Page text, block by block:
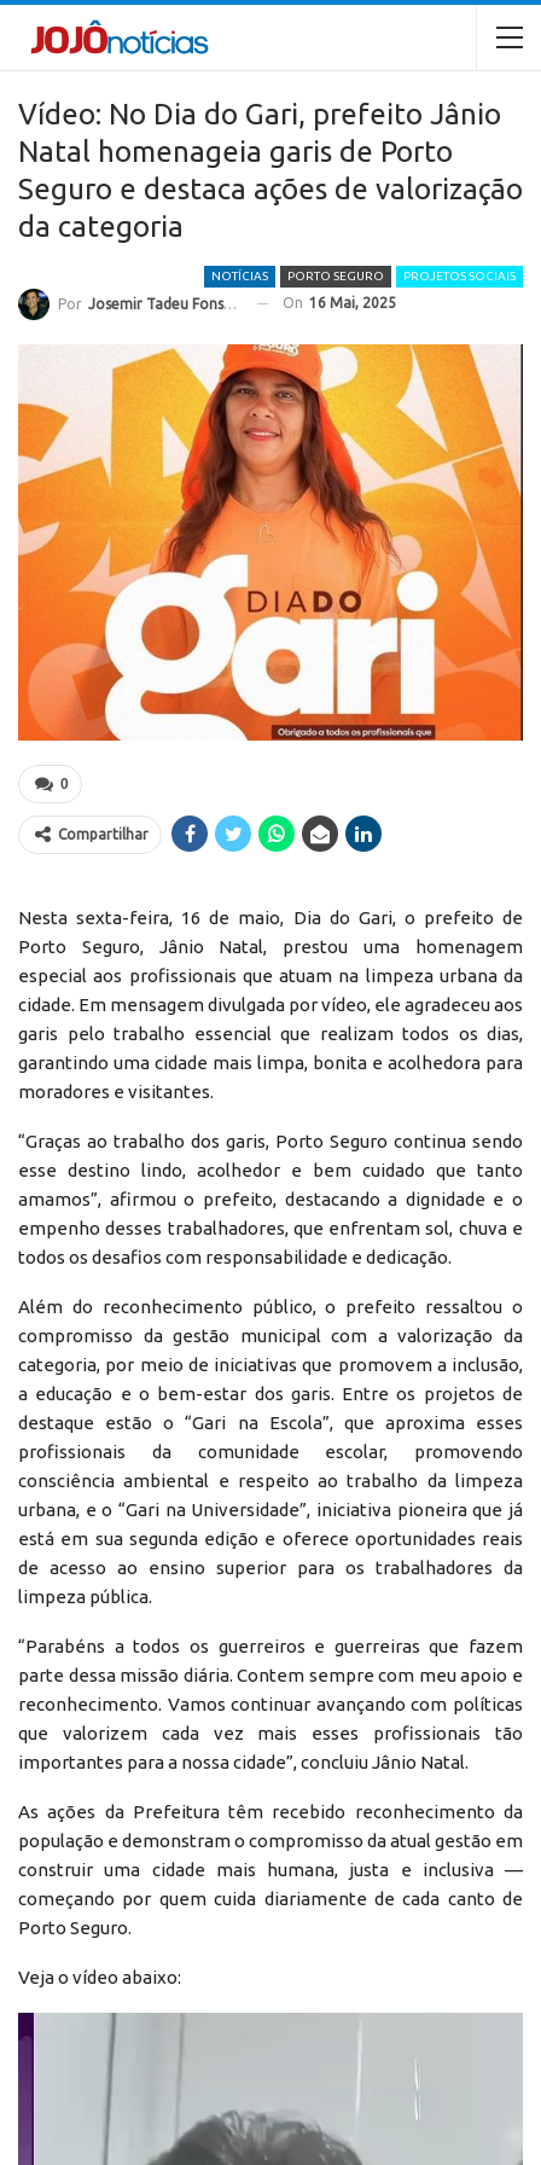
Vídeo: No Dia do Gari, prefeito Jânio
Natal homenageia garis de Porto
Seguro e destaca ações de valorização
da categoria
NOTÍCIAS PORTO SEGURO PROJETOS SOCIAIS
Por Josemir Tadeu Fonseca On 16 Mai, 2025
0
Compartilhar
Nesta sexta-feira, 16 de maio, Dia do Gari, o prefeito de
Porto Seguro, Jânio Natal, prestou uma homenagem
especial aos profissionais que atuam na limpeza urbana da
cidade. Em mensagem divulgada por vídeo, ele agradeceu aos
garis pelo trabalho essencial que realizam todos os dias,
garantindo uma cidade mais limpa, bonita e acolhedora para
moradores e visitantes.
“Graças ao trabalho dos garis, Porto Seguro continua sendo
esse destino lindo, acolhedor e bem cuidado que tanto
amamos”, afirmou o prefeito, destacando a dignidade e o
empenho desses trabalhadores, que enfrentam sol, chuva e
todos os desafios com responsabilidade e dedicação.
Além do reconhecimento público, o prefeito ressaltou o
compromisso da gestão municipal com a valorização da
categoria, por meio de iniciativas que promovem a inclusão,
a educação e o bem-estar dos garis. Entre os projetos de
destaque estão o “Gari na Escola”, que aproxima esses
profissionais da comunidade escolar, promovendo
consciência ambiental e respeito ao trabalho da limpeza
urbana, e o “Gari na Universidade”, iniciativa pioneira que já
está em sua segunda edição e oferece oportunidades reais
de acesso ao ensino superior para os trabalhadores da
limpeza pública.
“Parabéns a todos os guerreiros e guerreiras que fazem
parte dessa missão diária. Contem sempre com meu apoio e
reconhecimento. Vamos continuar avançando com políticas
que valorizem cada vez mais esses profissionais tão
importantes para a nossa cidade”, concluiu Jânio Natal.
As ações da Prefeitura têm recebido reconhecimento da
população e demonstram o compromisso da atual gestão em
construir uma cidade mais humana, justa e inclusiva —
começando por quem cuida diariamente de cada canto de
Porto Seguro.
Veja o vídeo abaixo: